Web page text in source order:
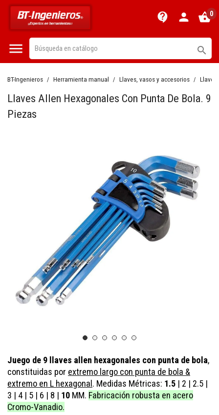
contact_support person shopping_basket0
 
BT-Ingenieros Herramienta manual Llaves, vasos y accesorios Llaves
Llaves Allen Hexagonales Con Punta De Bola. 9
Piezas
Juego de 9 llaves allen hexagonales con punta de bola,
constituidas por extremo largo con punta de bola &
extremo en L hexagonal . Medidas Métricas: 1.5 | 2 | 2.5 |
3 | 4 | 5 | 6 | 8 | 10 MM. Fabricación robusta en acero
Cromo-Vanadio.